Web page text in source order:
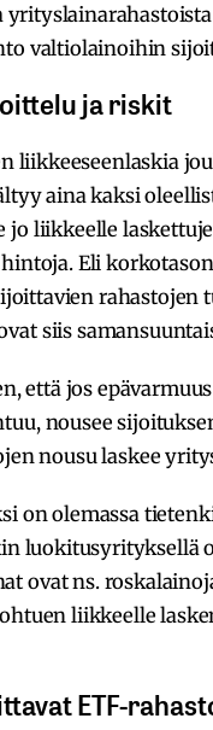
valtiolainoihin
ja riskit
liikkeeseenlaskia
aina kaksi
jo liikkeelle
Eli
rahastojen
siis
että jos
nousee
nousu laskee
on olemassa
luokitusyrityksellä
ovat ns.
liikkeelle
ETF-